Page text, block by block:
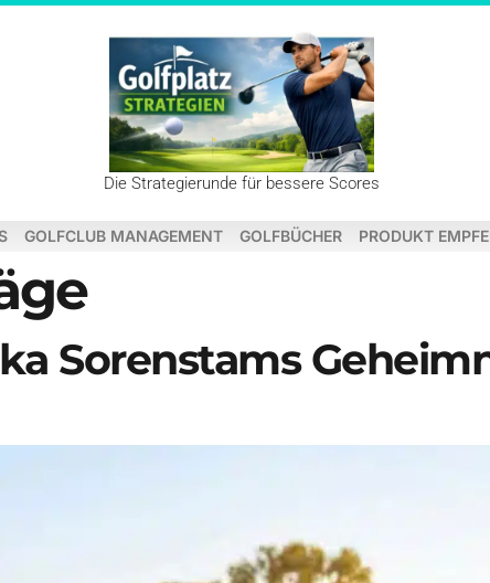
Die Strategierunde für bessere Scores
GOLFCLUB MANAGEMENT GOLFBÜCHER PRODUKT
Sorenstams